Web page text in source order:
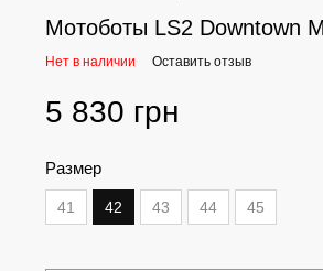
Мотоботы LS2 Downtown
Нет в наличии Оставить отзыв
5 830 грн
Размер
41 42 43 44 45